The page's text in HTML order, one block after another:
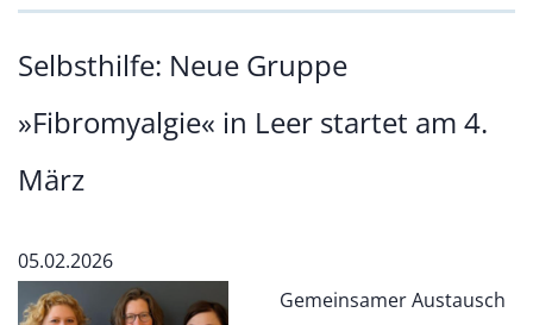
Selbsthilfe: Neue Gruppe
»Fibromyalgie« in Leer startet am 4.
März
05.02.2026
Gemeinsamer Austausch